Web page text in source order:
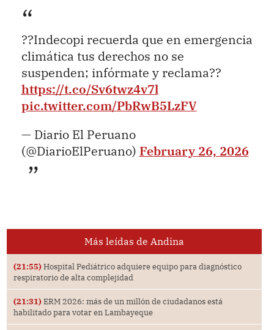
??Indecopi recuerda que en emergencia
climática tus derechos no se
suspenden; infórmate y reclama??
https://t.co/Sv6twz4v7l
pic.twitter.com/PbRwB5LzFV
— Diario El Peruano
(@DiarioElPeruano) February 26, 2026
Más leídas de Andina
(21:55) Hospital Pediátrico adquiere equipo para diagnóstico
respiratorio de alta complejidad
(21:31) ERM 2026: más de un millón de ciudadanos está
habilitado para votar en Lambayeque